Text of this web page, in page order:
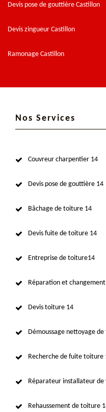
Devis pose de gouttière Castillon
Devis zingueur Castillon
Ramonage Castillon
Nos Services
Couvreur charpentier 14
Devis pose de gouttière 14
Bâchage de toiture 14
Devis fuite de toiture 14
Entreprise de toiture14
Réparation et
Devis toiture 14
Démoussage nettoyage
Recherche de fuite toiture
Réparateur installateur de
Rehaussement de toiture